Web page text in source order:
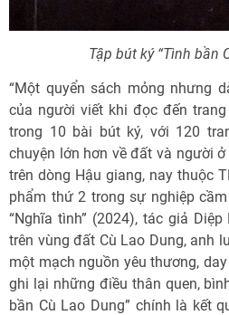
Tập bút ký “Tình bần
“Một quyển sách mỏng nhưng
của người viết khi đọc đến
trong 10 bài bút ký, với 120
chuyện lớn hơn về đất và người
trên dòng Hậu giang, nay thuộc
phẩm thứ 2 trong sự nghiệp
“Nghĩa tình” (2024), tác giả
trên vùng đất Cù Lao Dung, anh
một mạch nguồn yêu thương,
ghi lại những điều thân quen,
bần Cù Lao Dung” chính là kết